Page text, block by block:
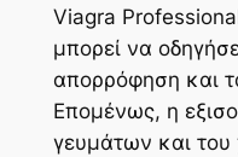
Viagra
μπορεί να
απορρόφηση και
Επομένως, η
γευμάτων και